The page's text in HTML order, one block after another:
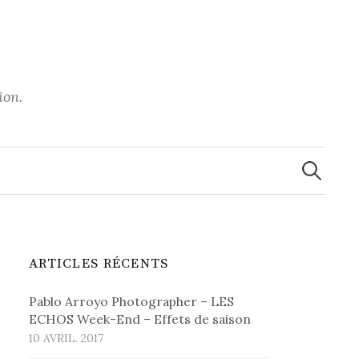
ARTICLES RÉCENTS
Pablo Arroyo Photographer – LES
ECHOS Week-End – Effets de saison
10 AVRIL. 2017